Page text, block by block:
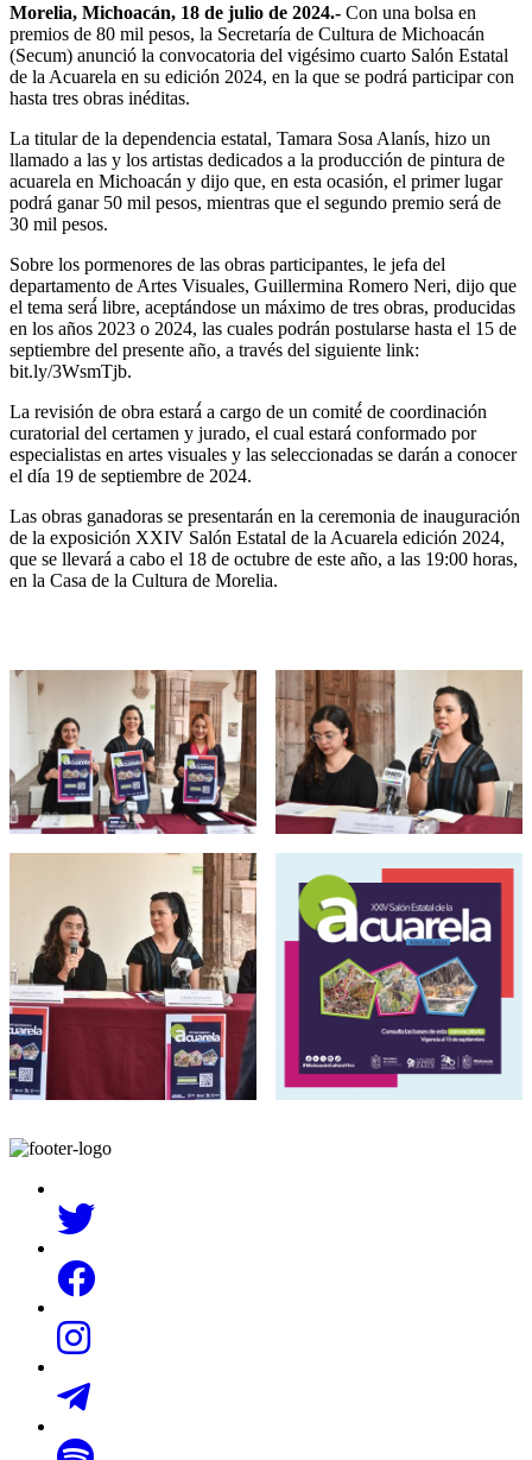
Morelia, Michoacán, 18 de julio de 2024.- Con una bolsa en
premios de 80 mil pesos, la Secretaría de Cultura de Michoacán
(Secum) anunció la convocatoria del vigésimo cuarto Salón Estatal
de la Acuarela en su edición 2024, en la que se podrá participar con
hasta tres obras inéditas.
La titular de la dependencia estatal, Tamara Sosa Alanís, hizo un
llamado a las y los artistas dedicados a la producción de pintura de
acuarela en Michoacán y dijo que, en esta ocasión, el primer lugar
podrá ganar 50 mil pesos, mientras que el segundo premio será de
30 mil pesos.
Sobre los pormenores de las obras participantes, le jefa del
departamento de Artes Visuales, Guillermina Romero Neri, dijo que
el tema será́ libre, aceptándose un máximo de tres obras, producidas
en los años 2023 o 2024, las cuales podrán postularse hasta el 15 de
septiembre del presente año, a través del siguiente link:
bit.ly/3WsmTjb.
La revisión de obra estará́ a cargo de un comité́ de coordinación
curatorial del certamen y jurado, el cual estará conformado por
especialistas en artes visuales y las seleccionadas se darán a conocer
el día 19 de septiembre de 2024.
Las obras ganadoras se presentarán en la ceremonia de inauguración
de la exposición XXIV Salón Estatal de la Acuarela edición 2024,
que se llevará a cabo el 18 de octubre de este año, a las 19:00 horas,
en la Casa de la Cultura de Morelia.